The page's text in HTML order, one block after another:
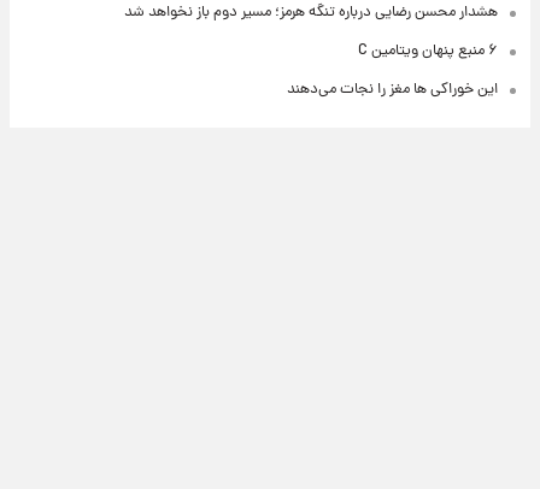
هشدار محسن رضایی درباره تنگه هرمز؛ مسیر دوم باز نخواهد شد
۶ منبع پنهان ویتامین C
این خوراکی ها مغز را نجات می‌دهند